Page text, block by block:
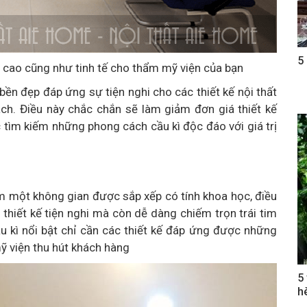
cũng như tinh tế cho thẩm mỹ viện của bạn
đẹp đáp ứng sự tiện nghi cho các thiết kế nội thất
Điều này chắc chắn sẽ làm giảm đơn giá thiết kế
kiếm những phong cách cầu kì độc đáo với giá trị
một không gian được sắp xếp có tính khoa học, điều
kế tiện nghi mà còn dễ dàng chiếm trọn trái tim
kì nổi bật chỉ cần các thiết kế đáp ứng được những
viện thu hút khách hàng
5
5